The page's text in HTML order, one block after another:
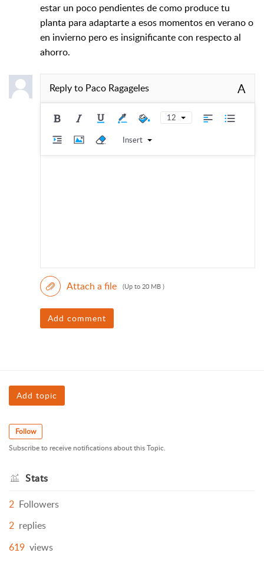
estar un poco pendientes de como produce tu
planta para adaptarte a esos momentos en verano o
en invierno pero es insignificante con respecto al
ahorro.
Reply to Paco Ragageles A
12
Insert
Attach a file (Up to 20 MB )
Add comment
Add topic
Follow
Subscribe to receive notifications about this Topic.
Stats
2 Followers
2 replies
619 views